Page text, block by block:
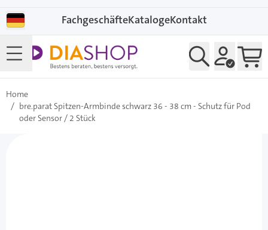
FachgeschäfteKatalogeKontakt
Home
/ bre.parat Spitzen-Armbinde schwarz 36 - 38 cm - Schutz für Pod
oder Sensor / 2 Stück